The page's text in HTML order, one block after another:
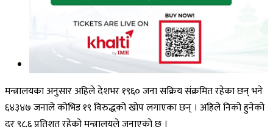
मन्त्रालयका अनुसार अहिले देशभर १९६० जना सक्रिय संक्रमित रहेका छन् भने
६४३४७ जनाले कोभिड १९ विरुद्धको खोप लगाएका छन् । अहिले निको हुनेको
दर ९८.६ प्रतिशत रहेको मन्त्रालयले जनाएको छ ।